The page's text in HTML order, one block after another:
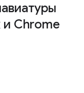
​​Chrome